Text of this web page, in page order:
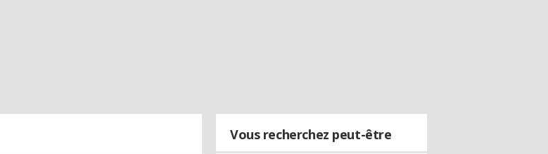
Vous recherchez peut-être